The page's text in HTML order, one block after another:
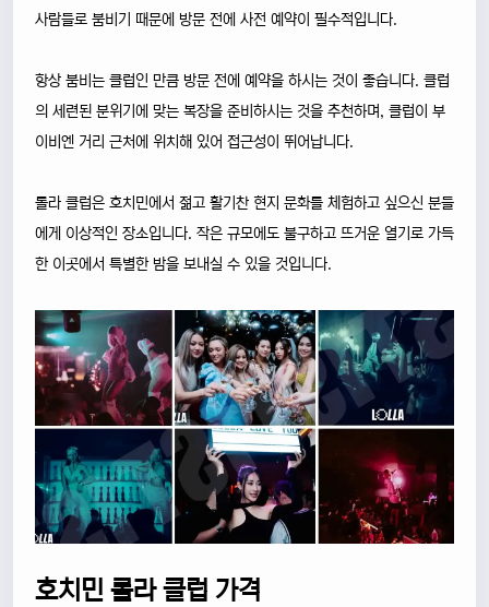
사람들로 붐비기 때문에 방문 전에 사전 예약이 필수적입니다.
항상 붐비는 클럽인 만큼 방문 전에 예약을 하시는 것이 좋습니다. 클럽
의 세련된 분위기에 맞는 복장을 준비하시는 것을 추천하며, 클럽이 부
이비엔 거리 근처에 위치해 있어 접근성이 뛰어납니다.
롤라 클럽은 호치민에서 젊고 활기찬 현지 문화를 체험하고 싶으신 분들
에게 이상적인 장소입니다. 작은 규모에도 불구하고 뜨거운 열기로 가득
한 이곳에서 특별한 밤을 보내실 수 있을 것입니다.
호치민 롤라 클럽 가격